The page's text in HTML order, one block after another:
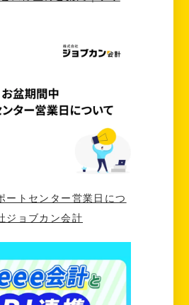
ートセンター営業日につ
ジョブカン会計